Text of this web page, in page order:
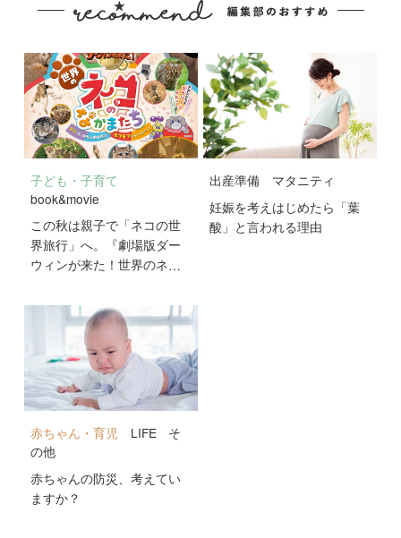
子ども・子育て
book&movie
この秋は親子で「ネコの世
界旅行」へ。『劇場版ダー
ウィンが来た！世界のネコ
公開！
出産準備
マタニティ
妊娠を考えはじめたら「葉
酸」と言われる理由
赤ちゃん・育児 LIFE
そ
の他
赤ちゃんの防災、考えてい
ますか？